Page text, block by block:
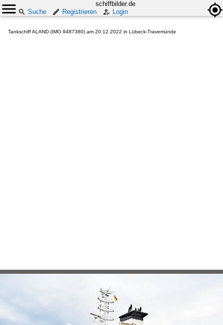
schiffbilder.de
Suche
Registrieren Login
Tankschiff ALAND (IMO 9487380) am 20.12.2022 in Lübeck-Travemünde